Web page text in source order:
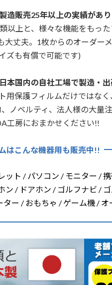
造販売25年以上の実績があり
以上と、様々な機能をもっ
大丈夫。1枚からのオーダ
ズも有償で可能です)
日本国内の自社工場で製造・
用保護フィルムだけではなく
ノベルティ、法人様の大量
工房におまかせください!!
はこんな機器用も販売中!!
ット / パソコン / モニター /
ン / ドアホン / ゴルフナビ /
ー / おもちゃ / ゲーム機 /